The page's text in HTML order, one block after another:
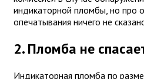
индикаторной пломбы, но про
опечатывания ничего не
2. Пломба не
Индикаторная пломба по